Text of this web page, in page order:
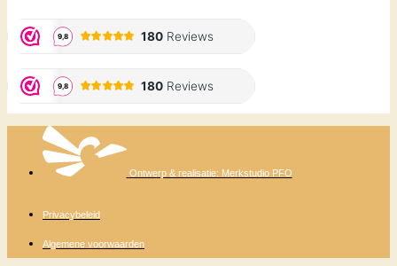
Ontwerp & realisatie: Merkstudio PFO
Privacybeleid
Algemene voorwaarden